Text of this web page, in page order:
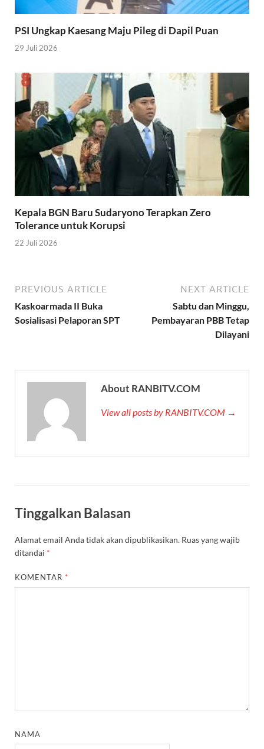
PSI Ungkap Kaesang Maju Pileg di Dapil Puan
29 Juli 2026
Kepala BGN Baru Sudaryono Terapkan Zero
Tolerance untuk Korupsi
22 Juli 2026
PREVIOUS ARTICLE
Kaskoarmada II Buka
Sosialisasi Pelaporan SPT
NEXT ARTICLE
Sabtu dan Minggu,
Pembayaran PBB Tetap
Dilayani
About RANBITV.COM
View all posts by RANBITV.COM →
Tinggalkan Balasan
Alamat email Anda tidak akan dipublikasikan. Ruas yang wajib
ditandai *
KOMENTAR *
NAMA